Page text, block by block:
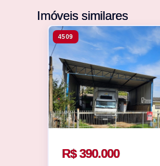
Imóveis similares
4509
R$ 390.000